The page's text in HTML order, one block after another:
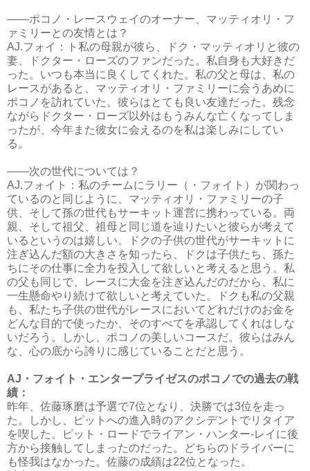
――ポコノ・レースウェイのオーナー、マッティオリ・フ
ァミリーとの友情とは？
AJ.フォイ：ト私の母親が彼ら、ドク・マッティオリと彼の
妻、ドクター・ローズのファンだった。私自身も大好きだ
った。いつも本当に良くしてくれた。私の父と母は、私の
レースがあると、マッティオリ・ファミリーに会うあめに
ポコノを訪れていた。彼らはとても良い友達だった。残念
ながらドクター・ローズ以外はもうみんな亡くなってしま
ったが、今年また彼女に会えるのを私は楽しみにしてい
る。
――次の世代については？
AJ.フォイト：私のチームにラリー（・フォイト）が関わっ
ているのと同じように、マッティオリ・ファミリーの子
供、そして孫の世代もサーキット運営に携わっている。両
親、そして祖父、祖母と同じ道を辿りたいと彼らが考えて
いるというのは嬉しい。ドクの子供の世代がサーキットに
注ぎ込んだ額の大きさを知ったら、ドクは子供たち、孫た
ちにその仕事に全力を投入して欲しいと考えると思う。私
の父も同じで、レースに大金を注ぎ込んだのだから、私に
一生懸命やり続けて欲しいと考えていた。ドクも私の父親
も、私たち子供の世代がレースにおいてどれだけのお金を
どんな目的で使ったか、そのすべてを承認してくれはしな
いだろう。しかし、ポコノの美しいコースだ。彼らはみん
な、心の底から誇りに感じていることだと思う。
AJ・フォイト・エンタープライゼスのポコノでの過去の戦
績：
昨年、佐藤琢磨は予選で7位となり、決勝では3位を走っ
た。しかし、ピットへの進入時のアクシデントでリタイア
を喫した。ピット・ロードでライアン・ハンター-レイに後
方から接触してしまったのだった。どちらのドライバーに
も怪我はなかった。佐藤の成績は22位となった。